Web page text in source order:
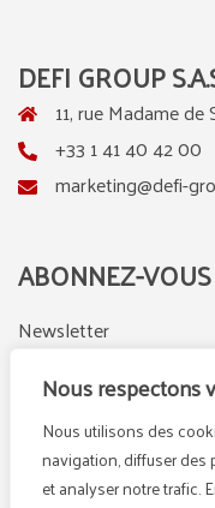
Nous respectons
Nous utilisons des
navigation, diffuser
et analyser notre trafic.
DEFI GROUP
11, rue Madame
+33 1 41 40 42 00
marketing@defi-
ABONNEZ-VOUS
Newsletter
LinkedIn
Instagram